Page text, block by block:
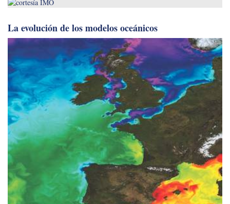
La evolución de los modelos oceánicos